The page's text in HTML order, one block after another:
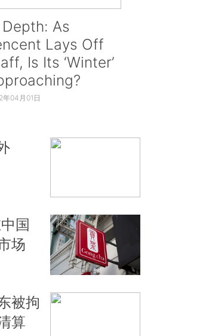
Depth: As
Lays Off
Is Its ‘Winter’
年04月01日
国
场
被拘
算